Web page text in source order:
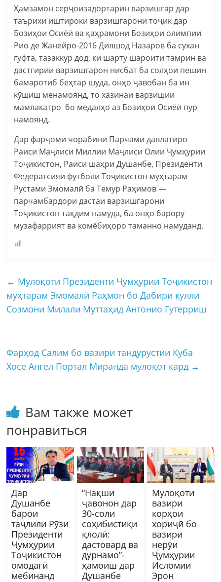
Ҳамзамон серҷоизадортарин варзишгар дар
таърихи иштироки варзишгарони тоҷик дар
Бозиҳои Осиёӣ ва қаҳрамони Бозиҳои олимпии
Рио де Жанейро-2016 Дилшод Назаров ба сухан
гуфта, тазаккур дод, ки шарту шароити тамрин ва
дастгирии варзишгарон нисбат ба солҳои пешин
бамаротиб беҳтар шуда, онҳо ҷавобан ба ин
кӯшиш менамоянд, то хазинаи варзишии
мамлакатро бо медалҳо аз Бозиҳои Осиёӣ пур
намоянд.
Дар фарҷоми чорабинӣ Парчами давлатиро
Раиси Маҷлиси Миллии Маҷлиси Олии Ҷумҳурии
Тоҷикистон, Раиси шаҳри Душанбе, Президенти
Федератсияи футболи Тоҷикистон муҳтарам
Рустами Эмомалӣ ба Темур Раҳимов —
парчамбардори дастаи варзишгарони
Тоҷикистон тақдим намуда, ба онҳо барору
музафаррият ва комёбиҳоро таманно намуданд.
← Мулоқоти Президенти Ҷумҳурии Тоҷикистон
муҳтарам Эмомалӣ Раҳмон бо Дабири кулли
Созмони Милали Муттаҳид Антонио Гутерриш
Фарҳод Салим бо вазири тандурустии Куба
Хосе Ангел Портал Миранда мулоқот кард →
Вам также может
понравиться
Дар
Душанбе
барои
таҷлили Рӯзи
Президенти
Ҷумҳурии
Тоҷикистон
омодагӣ
мебинанд
“Нақши
ҷавонон дар
30-соли
соҳибистиқи
қлолӣ:
дастовард ва
дурнамо”-
ҳамоиш дар
Душанбе
Мулоқоти
вазири
корҳои
хориҷӣ бо
вазири
нерӯи
Ҷумҳурии
Исломии
Эрон